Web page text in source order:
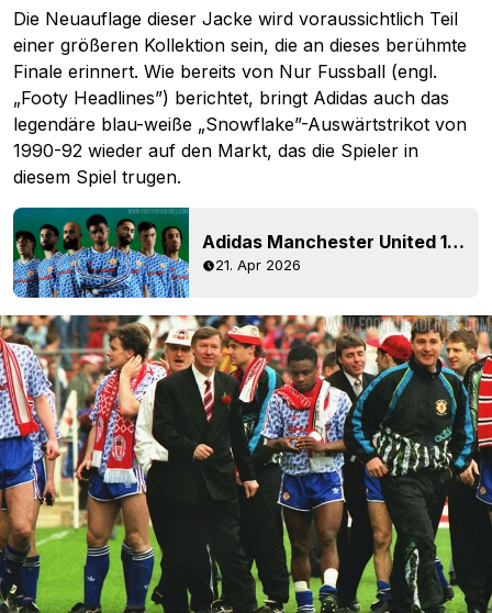
Die Neuauflage dieser Jacke wird voraussichtlich Teil
einer größeren Kollektion sein, die an dieses berühmte
Finale erinnert. Wie bereits von Nur Fussball (engl.
„Footy Headlines”) berichtet, bringt Adidas auch das
legendäre blau-weiße „Snowflake”-Auswärtstrikot von
1990-92 wieder auf den Markt, das die Spieler in
diesem Spiel trugen.
Adidas Manchester United 1990 Auswärtstrikot-Neuauflage + Kollektion veröffentlicht
21. Apr 2026